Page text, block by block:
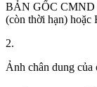
BẢN GỐC CMND
(còn thời hạn) hoặc
2.
Ảnh chân dung của